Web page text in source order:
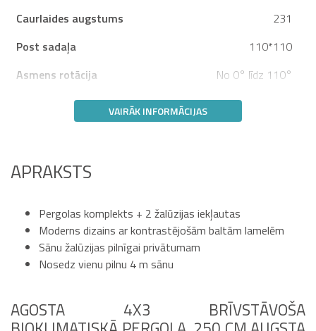
Caurlaides augstums
231
Post sadaļa
110*110
Asmens rotācija
No 0° līdz 110°
VAIRĀK INFORMĀCIJAS
APRAKSTS
Pergolas komplekts + 2 žalūzijas iekļautas
Moderns dizains ar kontrastējošām baltām lamelēm
Sānu žalūzijas pilnīgai privātumam
Nosedz vienu pilnu 4 m sānu
AGOSTA 4X3 BRĪVSTĀVOŠA